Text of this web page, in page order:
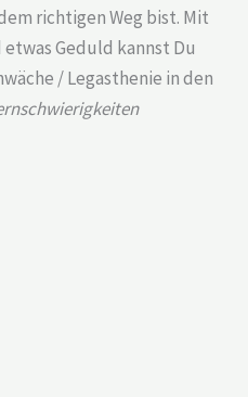
richtigen Weg bist. Mit
Geduld kannst Du
/ Legasthenie in den